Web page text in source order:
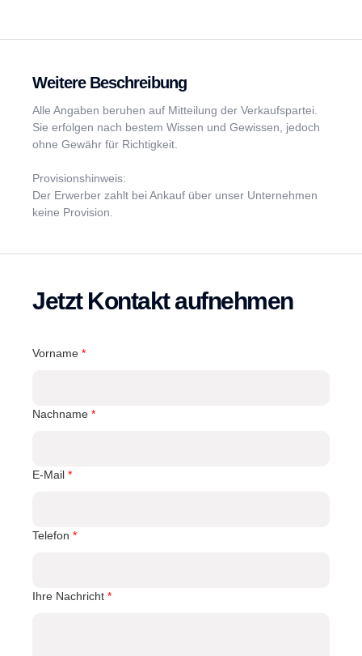
Weitere Beschreibung
Alle Angaben beruhen auf Mitteilung der Verkaufspartei.
Sie erfolgen nach bestem Wissen und Gewissen, jedoch
ohne Gewähr für Richtigkeit.
Provisionshinweis:
Der Erwerber zahlt bei Ankauf über unser Unternehmen
keine Provision.
Jetzt Kontakt aufnehmen
Vorname *
Nachname *
E-Mail *
Telefon *
Ihre Nachricht *